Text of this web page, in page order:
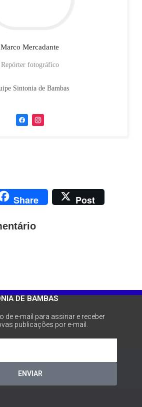
Marco Mercadante
Repórter fotográfico
Sintonia de Bambas
Share Post
DE BAMBAS
de e-mail para assinar e receber
publicações por e-mail.
ENVIAR